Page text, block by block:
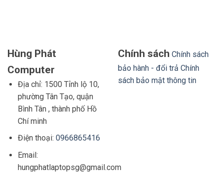
Hùng Phát
Computer
Địa chỉ: 1500 Tỉnh lộ 10,
phường Tân Tạo, quận
Bình Tân , thành phố Hồ
Chí minh
Điện thoại: 0966865416
Email:
hungphatlaptopsg@gmail.com
Chính sách Chính sách
bảo hành - đổi trả Chính
sách bảo mật thông tin